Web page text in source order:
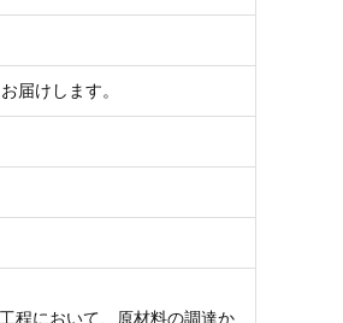
届けします。
程において、原材料の調達か